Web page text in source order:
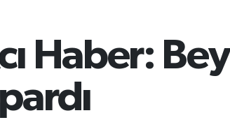
Haber: